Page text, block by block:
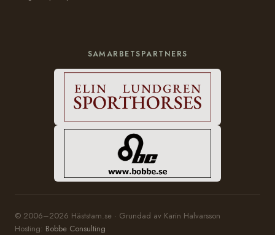
SAMARBETSPARTNERS
© 2006–2026 Häststam.se · Grundad av Karin Halvarsson
Hosting: Bobbe Consulting